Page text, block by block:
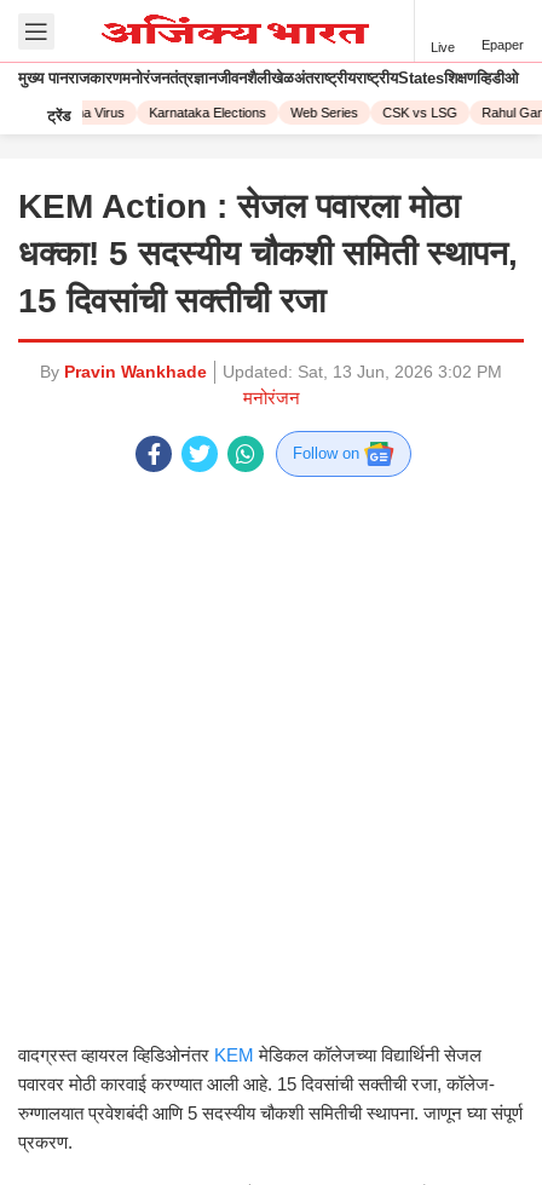
Live Epaper
मुख्य पानराजकारणमनोरंजनतंत्रज्ञानजीवनशैलीखेळअंतराष्ट्रीयराष्ट्रीयStatesशिक्षणव्हिडीओ
ट्रेंड
Corona Virus Karnataka Elections Web Series CSK vs LSG Rahul
KEM Action : सेजल पवारला मोठा
धक्का! 5 सदस्यीय चौकशी समिती स्थापन,
15 दिवसांची सक्तीची रजा
By Pravin Wankhade Updated: Sat, 13 Jun, 2026 3:02 PM
मनोरंजन
Follow on
वादग्रस्त व्हायरल व्हिडिओनंतर KEM मेडिकल कॉलेजच्या विद्यार्थिनी सेजल
पवारवर मोठी कारवाई करण्यात आली आहे. 15 दिवसांची सक्तीची रजा, कॉलेज-
रुग्णालयात प्रवेशबंदी आणि 5 सदस्यीय चौकशी समितीची स्थापना. जाणून घ्या संपूर्ण
प्रकरण.